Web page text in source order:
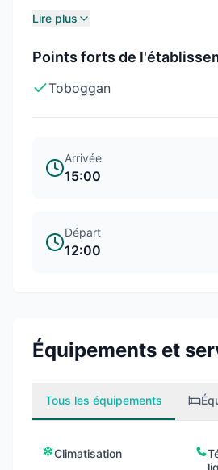
Lire plus
Points forts de
Toboggan
Arrivée
15:00
Départ
12:00
Équipements et
Tous les équipements
Climatisation